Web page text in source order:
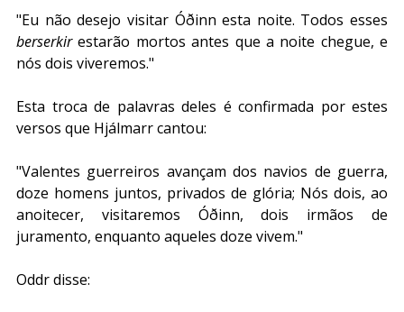
berserkir estarão mortos antes que a noite chegue, e
nós dois viveremos."
Esta troca de palavras deles é confirmada por estes
versos que Hjálmarr cantou:
"Valentes guerreiros avançam dos navios de guerra,
doze homens juntos, privados de glória; Nós dois, ao
anoitecer, visitaremos Óðinn, dois irmãos de
juramento, enquanto aqueles doze vivem."
Oddr disse: